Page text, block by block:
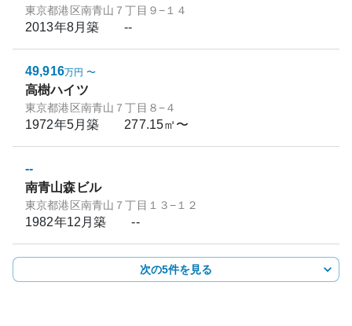
東京都港区南青山７丁目９−１４
2013年8月築 --
49,916万円 〜
高樹ハイツ
東京都港区南青山７丁目８−４
1972年5月築 277.15㎡〜
--
南青山森ビル
東京都港区南青山７丁目１３−１２
1982年12月築 --
次の5件を見る